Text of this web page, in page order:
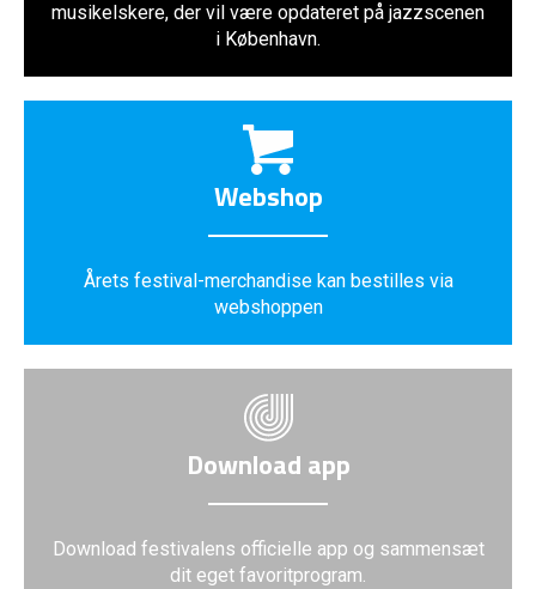
musikelskere, der vil være opdateret på jazzscenen
i København.
Webshop
Årets festival-merchandise kan bestilles via
webshoppen
Download app
Download festivalens officielle app og sammensæt
dit eget favoritprogram.